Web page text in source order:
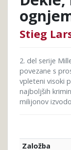
Stieg
2. del serije
povezane s
vpleteni visoki
najboljših
milijonov
Založba